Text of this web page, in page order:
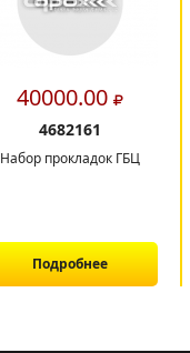
40000.00
4682161
Набор прокладок ГБЦ
Подробнее